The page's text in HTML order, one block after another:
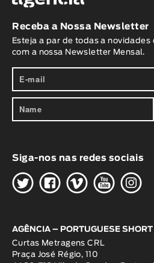
Receba a Nossa Newsletter
Esteja a par de todas a
com a nossa Newsletter Mensal.
Siga-nos nas redes sociais
HGWOK
AGÊNCIA – PORTUGUESE
Curtas Metragens CRL
Praça José Régio, 110